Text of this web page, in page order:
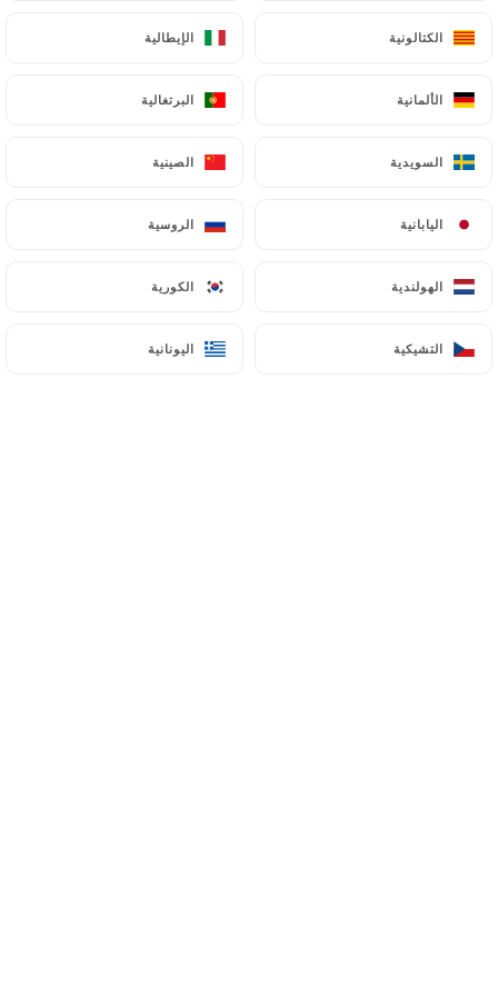
الكتالونية الإيطالية
الألمانية البرتغالية
السويدية الصينية
اليابانية الروسية
الهولندية الكورية
التشيكية اليونانية
الكتالونية الإيطالية
الألمانية البرتغالية
السويدية الصينية
اليابانية الروسية
الهولندية الكورية
التشيكية اليونانية